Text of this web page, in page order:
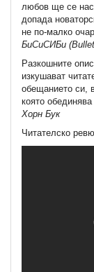
любов ще се
допада
не по-малко
БиСиСИБи
Разкошните
изкушават
обещанието си,
която
Хорн Бук
Читателско